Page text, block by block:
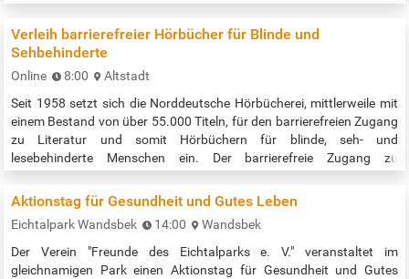
Drei Tage lang dreht sich hier alles um den Bereich…
Verleih barrierefreier Hörbücher für Blinde und
Sehbehinderte
Online 8:00
Altstadt
Seit 1958 setzt sich die Norddeutsche Hörbücherei, mittlerweile mit
einem Bestand von über 55.000 Titeln, für den barrierefreien Zugang
zu Literatur und somit Hörbüchern für blinde, seh- und
lesebehinderte Menschen ein. Der barrierefreie Zugang zu
kurz »DAISY« gewährleistet. Der Verleih der Hörbücher ist kostenlos!
Telefonische Info/Beratung: montags bis donnerstags: 8:00 bis
16:00 Uhr,…
Aktionstag für Gesundheit und Gutes Leben
Eichtalpark Wandsbek 14:00
Wandsbek
Der Verein "Freunde des Eichtalparks e. V." veranstaltet im
gleichnamigen Park einen Aktionstag für Gesundheit und Gutes